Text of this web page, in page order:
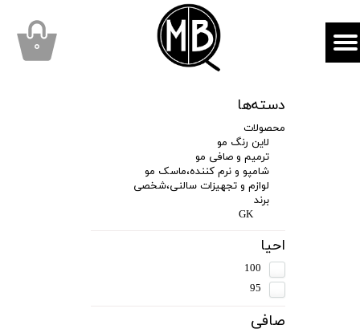
۰
دسته‌ها
محصولات
لاین رنگ مو
ترمیم و صافی مو
شامپو و نرم کننده،ماسک مو
لوازم و تجهیزات سالنی،شخصی
برند
GK
احیا
100
95
صافی